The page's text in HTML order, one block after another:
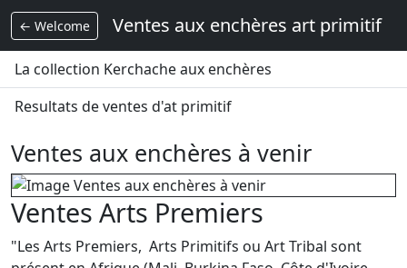
← Welcome Ventes aux enchères art primitif
La collection Kerchache aux enchères
Resultats de ventes d'at primitif
Ventes aux enchères à venir
Ventes Arts Premiers
"Les Arts Premiers, Arts Primitifs ou Art Tribal sont